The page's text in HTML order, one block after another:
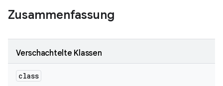
Zusammenfassung
Verschachtelte Klassen
class